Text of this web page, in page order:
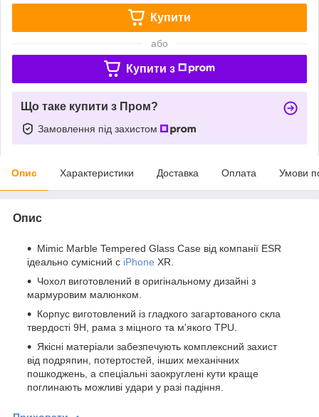
Купити
або
Купити з
Що таке купити з Пром?
Замовлення під захистом
Опис Характеристики Доставка Оплата Умови
Опис
Mimic Marble Tempered Glass Case від компанії ESR
ідеально сумісний с iPhone XR.
Чохол виготовлений в оригінальному дизайні з
мармуровим малюнком.
Корпус виготовлений із гладкого загартованого скла
твердості 9H, рама з міцного та м'якого TPU.
Якісні матеріали забезпечують комплексний захист
від подряпин, потертостей, інших механічних
пошкоджень, а спеціальні заокруглені кути краще
поглинають можливі удари у разі падіння.